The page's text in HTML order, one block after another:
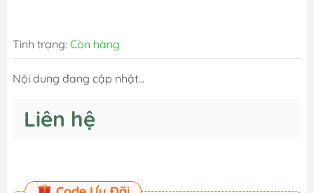
Tình trạng: Còn hàng
Nội dung đang cập nhật...
Liên hệ